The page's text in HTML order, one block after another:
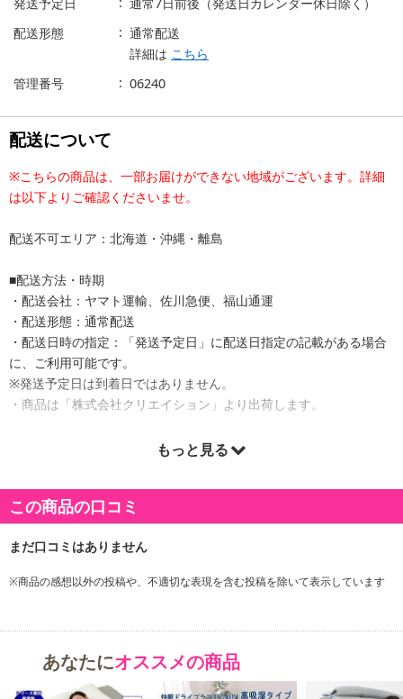
配送形態
通常配送
詳細は こちら
管理番号
06240
配送について
※こちらの商品は、一部お届けができない地域がございます。詳細
は以下よりご確認くださいませ。
配送不可エリア：北海道・沖縄・離島
■配送方法・時期
・配送会社：ヤマト運輸、佐川急便、福山通運
・配送形態：通常配送
・配送日時の指定：「発送予定日」に配送日指定の記載がある場合
に、ご利用可能です。
※発送予定日は到着日ではありません。
・商品は「株式会社クリエイション」より出荷します。
もっと見る
この商品の口コミ
※商品の感想以外の投稿や、不適切な表現を含む投稿を除いて表示しています
あなたにオススメの商品